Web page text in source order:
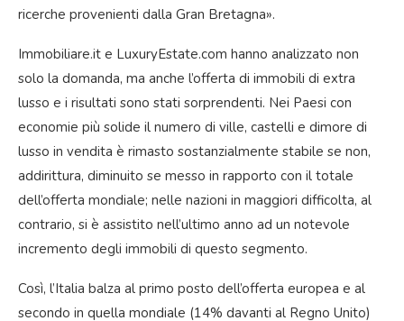
ricerche provenienti dalla Gran Bretagna».
Immobiliare.it e LuxuryEstate.com hanno analizzato non
solo la domanda, ma anche l’offerta di immobili di extra
lusso e i risultati sono stati sorprendenti. Nei Paesi con
economie più solide il numero di ville, castelli e dimore di
lusso in vendita è rimasto sostanzialmente stabile se non,
addirittura, diminuito se messo in rapporto con il totale
dell’offerta mondiale; nelle nazioni in maggiori difficolta, al
contrario, si è assistito nell’ultimo anno ad un notevole
incremento degli immobili di questo segmento.
Così, l’Italia balza al primo posto dell’offerta europea e al
secondo in quella mondiale (14% davanti al Regno Unito)